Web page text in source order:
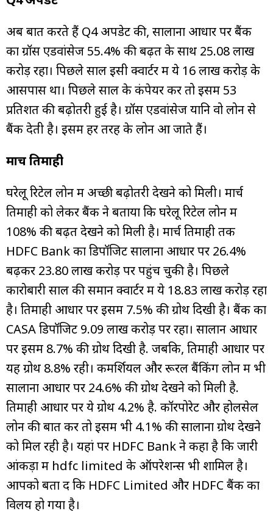
अब बात करते हैं Q4 अपडेट की, सालाना आधार पर बैंक
का ग्रॉस एडवांसेज 55.4% की बढ़त के साथ ₹25.08 लाख
करोड़ रहा। पिछले साल इसी क्वार्टर में ये 16 लाख करोड़ के
आसपास था। पिछले साल के कंपेयर करें तो इसमें 53
प्रतिशत की बढ़ोतरी हुई है। ग्रॉस एडवांसेज यानि वो लोन से
बैंक देती है। इसमें हर तरह के लोन आ जाते हैं।
मार्च तिमाही
घरेलू रिटेल लोन में अच्छी बढ़ोतरी देखने को मिली। मार्च
तिमाही को लेकर बैंक ने बताया कि घरेलू रिटेल लोन में
108% की बढ़त देखने को मिली है। मार्च तिमाही तक
HDFC Bank का डिपॉजिट सालाना आधार पर 26.4%
बढ़कर ₹23.80 लाख करोड़ पर पहुंच चुकी है। पिछले
कारोबारी साल की समान क्वार्टर में ये ₹18.83 लाख करोड़ रहा
है। तिमाही आधार पर इसमें 7.5% की ग्रोथ दिखी है। बैंक का
CASA डिपॉजिट ₹9.09 लाख करोड़ पर रहा। सालान आधार
पर इसमें 8.7% की ग्रोथ दिखी है. जबकि, तिमाही आधार पर
यह ग्रोथ 8.8% रही। कमर्शियल और रूरल बैंकिंग लोन में भी
सालाना आधार पर 24.6% की ग्रोथ देखने को मिली है.
तिमाही आधार पर ये ग्रोथ 4.2% है. कॉरपोरेट और होलसेल
लोन की बात करें तो इसमें भी 4.1% की सालाना ग्रोथ देखने
को मिल रही है। यहां पर HDFC Bank ने कहा है कि जारी
आंकड़ों में hdfc limited के ऑपरेशन्स भी शामिल है।
आपको बता दें कि HDFC Limited और HDFC बैंक का
विलय हो गया है।